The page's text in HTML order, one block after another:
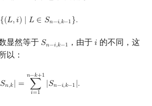
离散对数
高次剩余 & 单位根
{(𝐿,𝑖) ∣ 𝐿 ∈ 𝑆𝑛−𝑖,𝑘−1}.
{( L,i ∣ ∈ S n− − 1 .
显然等于 𝑆𝑛−𝑖,𝑘−1
Sn−i,k−1 ，由于𝑖
i 的不同，这
以：
𝑆𝑛,𝑘| =
𝑛−𝑘+1
∑
𝑖=1
|𝑆𝑛−𝑖,𝑘−1|.
=1n−k+